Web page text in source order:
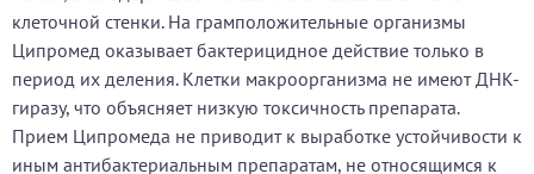
клеточной стенки. На грамположительные организмы
Ципромед оказывает бактерицидное действие только в
период их деления. Клетки макроорганизма не имеют ДНК-
гиразу, что объясняет низкую токсичность препарата.
Прием Ципромеда не приводит к выработке устойчивости к
иным антибактериальным препаратам, не относящимся к